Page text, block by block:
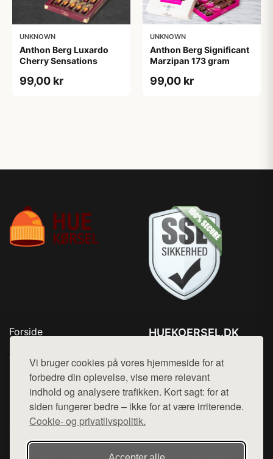
Vi bruger cookies på vores hjemmeside for at
forbedre din oplevelse, vise mere relevant
indhold og analysere trafikken. Kort sagt: for at
siden fungerer bedre – ikke for at være irriterende.
Cookie- og privatlivspolitik.
UNKNOWN
Anthon Berg Luxardo
Cherry Sensations
99,00 kr
UNKNOWN
Anthon Berg Significant
Marzipan 173 gram
99,00 kr
Forside
Top Rabatter
Kontakt
HUEKOERSEL.DK
Mail: hej@want.dk
Cookie- og privatlivspolitik
Denne side er en del af want.dk, der udgiver en række